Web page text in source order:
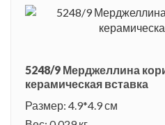
5248/9 Мерджеллина
керамическая вставка
Размер: 4.9*4.9 см